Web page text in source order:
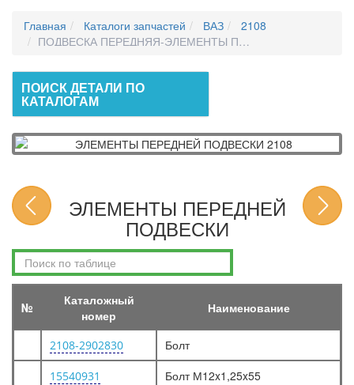
Главная Каталоги запчастей ВАЗ
2108
ПОДВЕСКА ПЕРЕДНЯЯ-ЭЛЕМЕНТЫ ПЕРЕДНЕЙ ПОДВЕСКИ
ПОИСК ДЕТАЛИ ПО
КАТАЛОГАМ
ЭЛЕМЕНТЫ ПЕРЕДНЕЙ
ПОДВЕСКИ
№
Каталожный
номер
Наименование
2108-2902830 Болт
15540931 Болт М12x1,25x55